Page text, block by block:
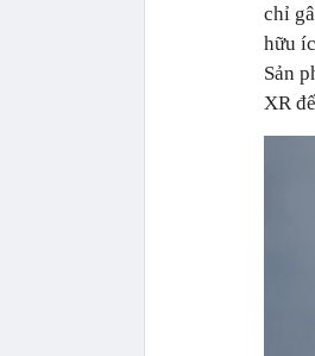
chỉ
hữu
Sản
XR